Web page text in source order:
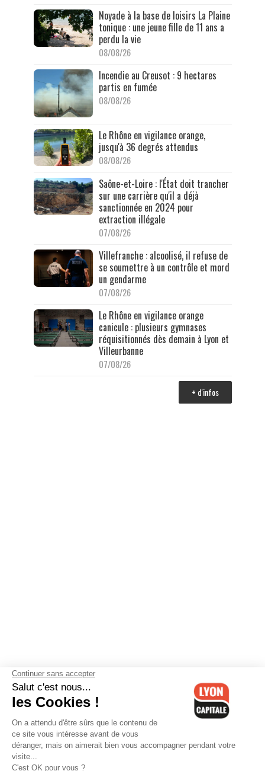
Noyade à la base de loisirs La Plaine
tonique : une jeune fille de 11 ans a
perdu la vie
08/08/26
Incendie au Creusot : 9 hectares
partis en fumée
08/08/26
Le Rhône en vigilance orange,
jusqu'à 36 degrés attendus
08/08/26
Saône-et-Loire : l'État doit trancher
sur une carrière qu'il a déjà
sanctionnée en 2024 pour
extraction illégale
07/08/26
Villefranche : alcoolisé, il refuse de
se soumettre à un contrôle et mord
un gendarme
07/08/26
Le Rhône en vigilance orange
canicule : plusieurs gymnases
réquisitionnés dès demain à Lyon et
Villeurbanne
07/08/26
+ d'infos